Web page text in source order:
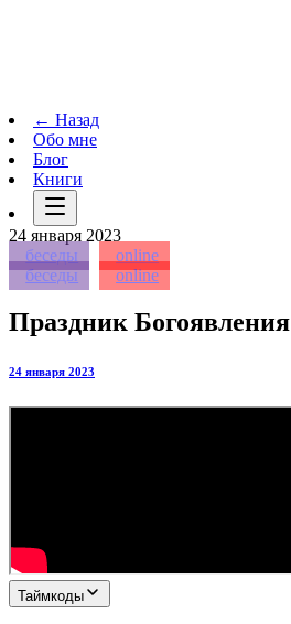
← Назад
Обо мне
Блог
Книги
24 января 2023
беседы
online
беседы
online
Праздник Богоявления
24 января 2023
Таймкоды